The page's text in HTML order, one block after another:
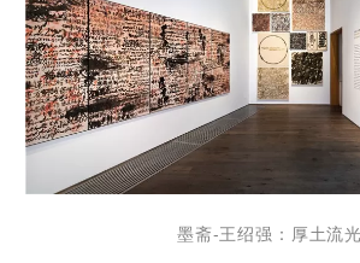
墨斋-王绍强：厚土流光